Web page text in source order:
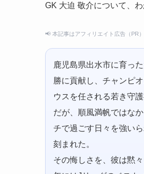
GK 大迫 敬介について、
📢 本記事はアフィリエイト広告（PR）
鹿児島県出水市に育っ
勝に貢献し、チャンピ
ウスを任される若き守護
だが、順風満帆ではな
チで過ごす日々を強い
刻まれた。
その悔しさを、彼は黙